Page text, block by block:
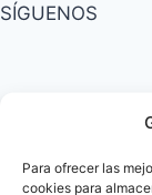
Para ofrecer las
cookies para
SÍGUENOS